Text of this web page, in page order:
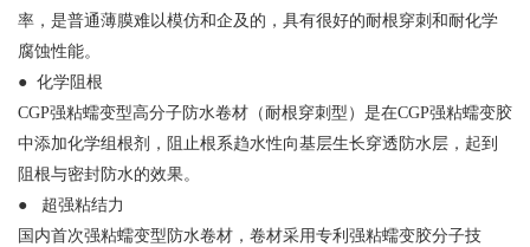
率，是普通薄膜难以模仿和企及的，具有很好的耐根穿刺和耐化学
腐蚀性能。
● 化学阻根
CGP强粘蠕变型高分子防水卷材（耐根穿刺型）是在CGP强粘蠕变胶
中添加化学组根剂，阻止根系趋水性向基层生长穿透防水层，起到
阻根与密封防水的效果。
● 超强粘结力
国内首次强粘蠕变型防水卷材，卷材采用专利强粘蠕变胶分子技